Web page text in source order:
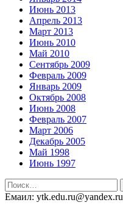
Июнь 2013
Апрель 2013
Март 2013
Июнь 2010
Май 2010
Сентябрь 2009
Февраль 2009
Январь 2009
Октябрь 2008
Июнь 2008
Февраль 2007
Март 2006
Декабрь 2005
Май 1998
Июнь 1997
Найти:
Емаил: ytk.edu.ru@yandex.ru